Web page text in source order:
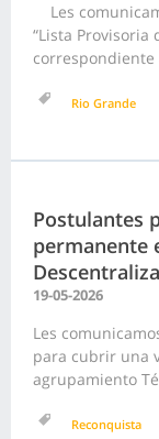
Les
“Lista Provisoria
Rio Grande
Postulantes
permanente
19-05-2026
Les
para cubrir una
agrupamiento
Reconquista